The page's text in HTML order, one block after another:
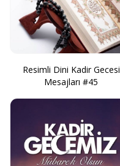
Resimli Dini Kadir Gecesi
Mesajları #45